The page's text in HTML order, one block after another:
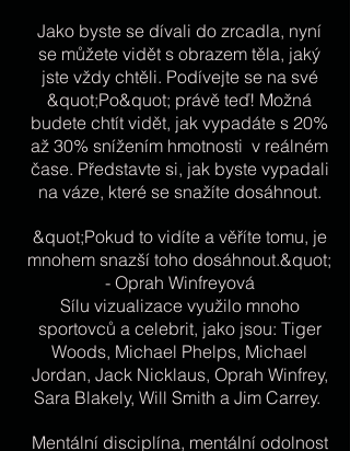
Jako byste se dívali do zrcadla, nyní
se můžete vidět s obrazem těla, jaký
jste vždy chtěli. Podívejte se na své
&quot;Po&quot; právě teď! Možná
budete chtít vidět, jak vypadáte s 20%
až 30% snížením hmotnosti v reálném
čase. Představte si, jak byste vypadali
na váze, které se snažíte dosáhnout.
&quot;Pokud to vidíte a věříte tomu, je
mnohem snazší toho dosáhnout.&quot;
- Oprah Winfreyová
Sílu vizualizace využilo mnoho
sportovců a celebrit, jako jsou: Tiger
Woods, Michael Phelps, Michael
Jordan, Jack Nicklaus, Oprah Winfrey,
Sara Blakely, Will Smith a Jim Carrey.
Mentální disciplína, mentální odolnost